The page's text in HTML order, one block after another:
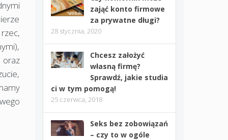
oraz
zająć konto firmowe
za prywatne długi?
28 stycznia, 2020
Chcesz założyć
własną firmę?
Sprawdź, jakie studia
ci w tym pomogą!
25 czerwca, 2018
Seks bez zobowiązań
– czy to w ogóle